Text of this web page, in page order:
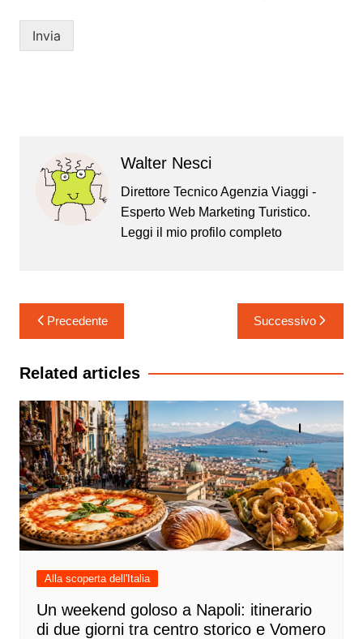
Invia
Walter Nesci
Direttore Tecnico Agenzia Viaggi -
Esperto Web Marketing Turistico.
Leggi il mio profilo completo
Navigazione
articoli
Precedente Successivo
Related articles
Alla scoperta dell'Italia
Un weekend goloso a Napoli: itinerario
di due giorni tra centro storico e Vomero